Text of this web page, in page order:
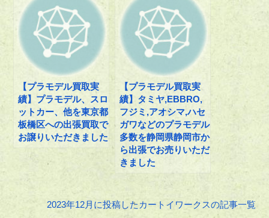
【プラモデル買取実
績】プラモデル、スロ
ットカー、他を東京都
板橋区への出張買取で
お譲りいただきました
【プラモデル買取実
績】タミヤ,EBBRO,
フジミ,アオシマ,ハセ
ガワなどのプラモデル
多数を静岡県静岡市か
ら出張でお売りいただ
きました
2023年12月に投稿したカートイワークスの記事一覧